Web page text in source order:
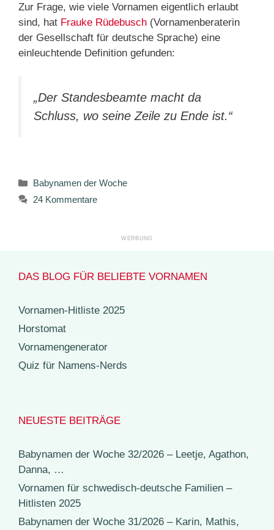
Zur Frage, wie viele Vornamen eigentlich erlaubt
sind, hat Frauke Rüdebusch (Vornamenberaterin
der Gesellschaft für deutsche Sprache) eine
einleuchtende Definition gefunden:
„Der Standesbeamte macht da
Schluss, wo seine Zeile zu Ende ist.“
Kategorien
Babynamen der Woche
24 Kommentare
DAS BLOG FÜR BELIEBTE VORNAMEN
Vornamen-Hitliste 2025
Horstomat
Vornamengenerator
Quiz für Namens-Nerds
NEUESTE BEITRÄGE
Babynamen der Woche 32/2026 – Leetje, Agathon,
Danna, …
Vornamen für schwedisch-deutsche Familien –
Hitlisten 2025
Babynamen der Woche 31/2026 – Karin, Mathis,